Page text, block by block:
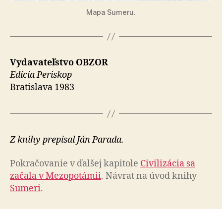
Mapa Sumeru.
Vydavateľstvo OBZOR
Edícia Periskop
Bratislava 1983
Z knihy prepísal Ján Parada.
Pokračovanie v ďalšej kapitole Civilizácia sa
začala v Mezopotámii. Návrat na úvod knihy
Sumeri.